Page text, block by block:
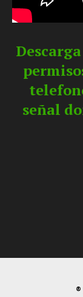
señal